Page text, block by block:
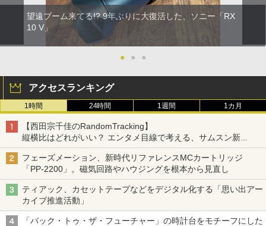
望遠ブーム来てる!? 9年ぶりに大復活した、ソニー「RX
10 V」
● ● ●
アクセスランキング
1時間 24時間 1週間 1カ月
【西田宗千佳のRandomTracking】
縦横比はどれがいい？ エンタメ目線で考える、サムスン新
「Galaxy Z Fold」
フェーズメーション、新時代リファレンスMCカートリッジ
「PP-2200」。磁気回路やハウジングを根本から見直し
ティアック、カセットテープなどをデジタル化する「思い出アー
カイブ推進活動」
「バック・トゥ・ザ・フューチャー」の時計台をモチーフにした